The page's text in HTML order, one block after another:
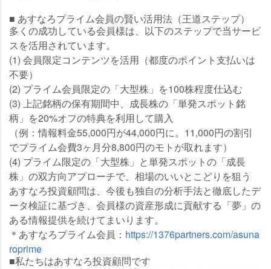
■ あすなろプライム会員の賢い活用法（王道ステップ）
多くの成功している会員様は、以下のステップで当サービ
スを活用されています。
(1) 会員限定コンテンツを活用（都度のポイント支払いは
不要）
(2) プライム会員限定の「大型株」を100株程度仕込む
(3) 上記銘柄の保有期間中、成長株の「単発スポット銘
柄」を20%オフの特典を利用して購入
（例：情報料金55,000円が44,000円に。11,000円の割引
でプライム会費3ヶ月分8,800円のモトが取れます）
(4) プライム限定の「大型株」と単発スポットの「成長
株」の双方向アプローチで、相場のいいとこどりを狙う
あすなろ投資顧問は、今後も独自の分析手法と徹底したデ
ータ検証に基づき、会員様の資産形成に貢献する「夢」の
ある情報提供を続けてまいります。
＊あすなろプライム会員： https://1376partners.com/asuna
roprime
■私たちはあすなろ投資顧問です